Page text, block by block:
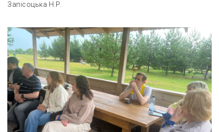
Запісоцька Н.Р.